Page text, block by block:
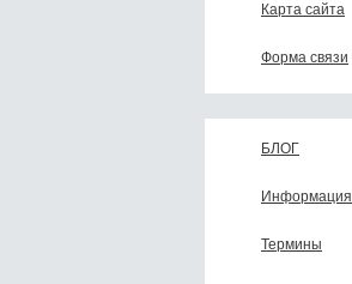
Карта сайта
Форма связи
БЛОГ
Информация
Термины